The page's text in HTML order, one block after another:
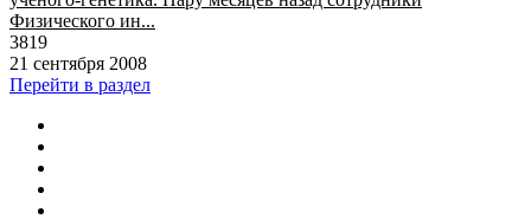
Физического ин...
3819
21 сентября 2008
Перейти в раздел